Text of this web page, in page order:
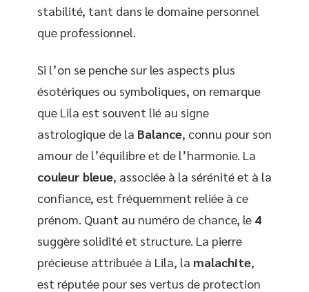
stabilité, tant dans le domaine personnel
que professionnel.
Si l’on se penche sur les aspects plus
ésotériques ou symboliques, on remarque
que Lila est souvent lié au signe
astrologique de la Balance, connu pour son
amour de l’équilibre et de l’harmonie. La
couleur bleue, associée à la sérénité et à la
confiance, est fréquemment reliée à ce
prénom. Quant au numéro de chance, le 4
suggère solidité et structure. La pierre
précieuse attribuée à Lila, la malachite,
est réputée pour ses vertus de protection